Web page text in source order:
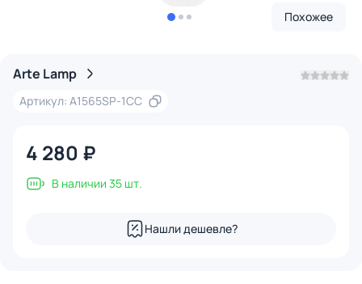
Похожее
Arte Lamp
Артикул: A1565SP-1CC
4 280 ₽
В наличии 35 шт.
Нашли дешевле?